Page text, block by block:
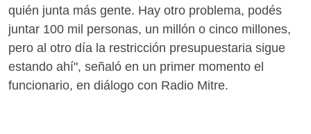
quién junta más gente. Hay otro problema, podés
juntar 100 mil personas, un millón o cinco millones,
pero al otro día la restricción presupuestaria sigue
estando ahí", señaló en un primer momento el
funcionario, en diálogo con Radio Mitre.